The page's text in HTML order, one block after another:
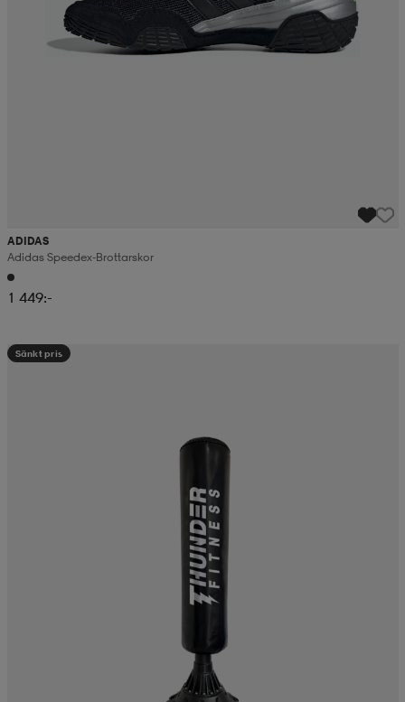
ADIDAS
Adidas Speedex-Brottarskor
1 449:-
Sänkt pris